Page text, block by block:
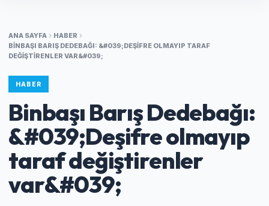
ANA SAYFA
HABER
BINBAŞI BARIŞ DEDEBAĞI: &#039;DEŞIFRE OLMAYIP TARAF
DEĞIŞTIRENLER VAR&#039;
HABER
Binbaşı Barış Dedebağı:
&#039;Deşifre olmayıp
taraf değiştirenler
var&#039;